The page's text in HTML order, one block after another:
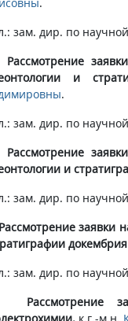
зам. дир. по
заявки
и
.
зам. дир. по
заявки
и
зам. дир. по
заявки
докембрия
зам. дир. по